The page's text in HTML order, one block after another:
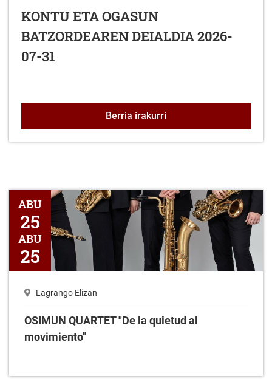
KONTU ETA OGASUN
BATZORDEAREN DEIALDIA 2026-
07-31
Berria irakurri
OSIMUN QUARTET "De la quietud al movimiento"
ABU
25
ABU
25
Lagrango Elizan
OSIMUN QUARTET "De la quietud al
movimiento"